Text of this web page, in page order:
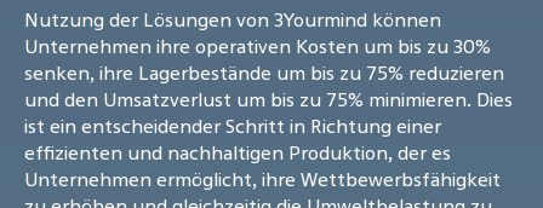
Nutzung der Lösungen von 3Yourmind können
Unternehmen ihre operativen Kosten um bis zu 30%
senken, ihre Lagerbestände um bis zu 75% reduzieren
und den Umsatzverlust um bis zu 75% minimieren. Dies
ist ein entscheidender Schritt in Richtung einer
effizienten und nachhaltigen Produktion, der es
Unternehmen ermöglicht, ihre Wettbewerbsfähigkeit